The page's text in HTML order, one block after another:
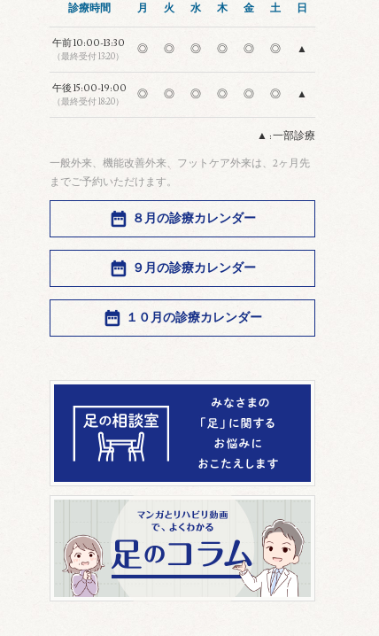
診療時間 月 火 水 木 金 土 日
午前10:00-13:30
（最終受付 13:20）
◎ ◎ ◎ ◎ ◎ ◎ ▲
午後 15:00-19:00
（最終受付 18:20）
◎ ◎ ◎ ◎ ◎ ◎ ▲
▲ : 一部診療
一般外来、機能改善外来、フットケア外来は、2ヶ月先
までご予約いただけます。
８月の診療カレンダー
９月の診療カレンダー
１０月の診療カレンダー